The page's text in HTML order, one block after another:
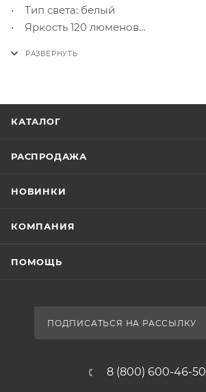
• Тип света: белый
• Яркость 120 люменов
КАТАЛОГ
РАСПРОДАЖА
НОВИНКИ
КОМПАНИЯ
ПОМОЩЬ
ПОДПИСАТЬСЯ НА РАССЫЛКУ
8 (800) 600-46-50